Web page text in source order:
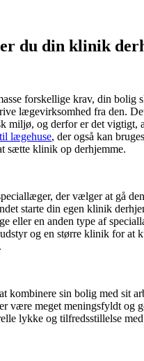
du din klinik
forskellige krav, din bolig
lægevirksomhed fra den.
miljø, og derfor er det vigtigt,
lægehuse, der også kan
sætte klinik op derhjemme.
der vælger at gå
starte din egen klinik
eller en anden type af
og en større klinik for at
kombinere sin bolig med sit
være meget meningsfyldt og
lykke og tilfredsstillelse